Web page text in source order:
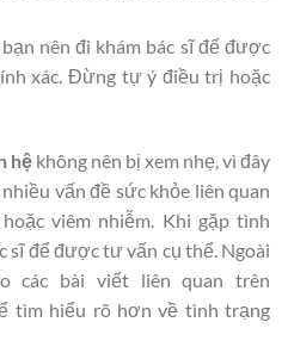
nên đi khám bác sĩ để được
xác. Đừng tự ý điều trị hoặc
hệ không nên bị xem nhẹ, vì đây
vấn đề sức khỏe liên quan
viêm nhiễm. Khi gặp tình
sĩ để được tư vấn cụ thể. Ngoài
các bài viết liên quan trên
tìm hiểu rõ hơn về tình trạng